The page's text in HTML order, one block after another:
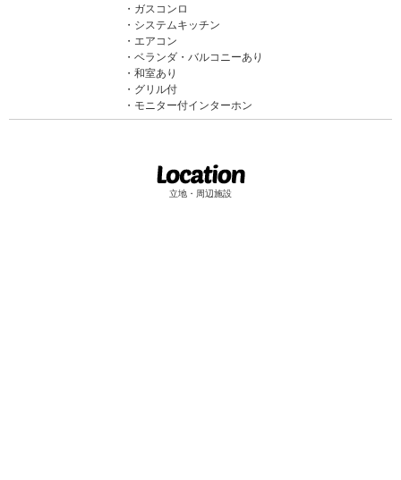
ガスコンロ
システムキッチン
エアコン
ベランダ・バルコニーあり
和室あり
グリル付
モニター付インターホン
立地・周辺施設